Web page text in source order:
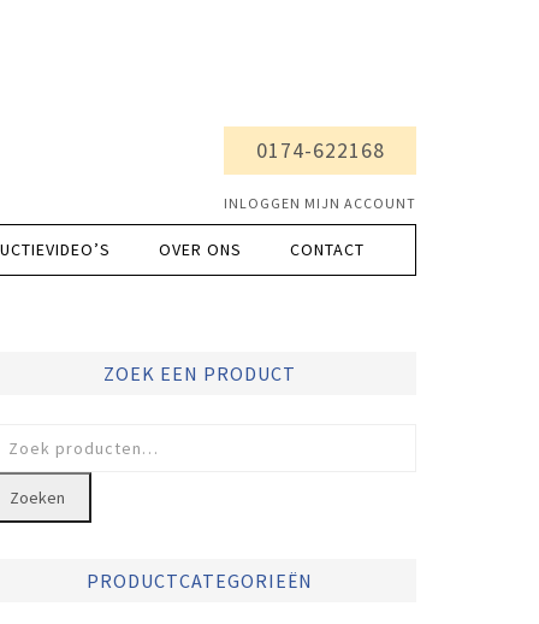
0174-622168
INLOGGEN MIJN ACCOUNT
OVER ONS CONTACT
ZOEK EEN PRODUCT
Zoeken
PRODUCTCATEGORIEËN